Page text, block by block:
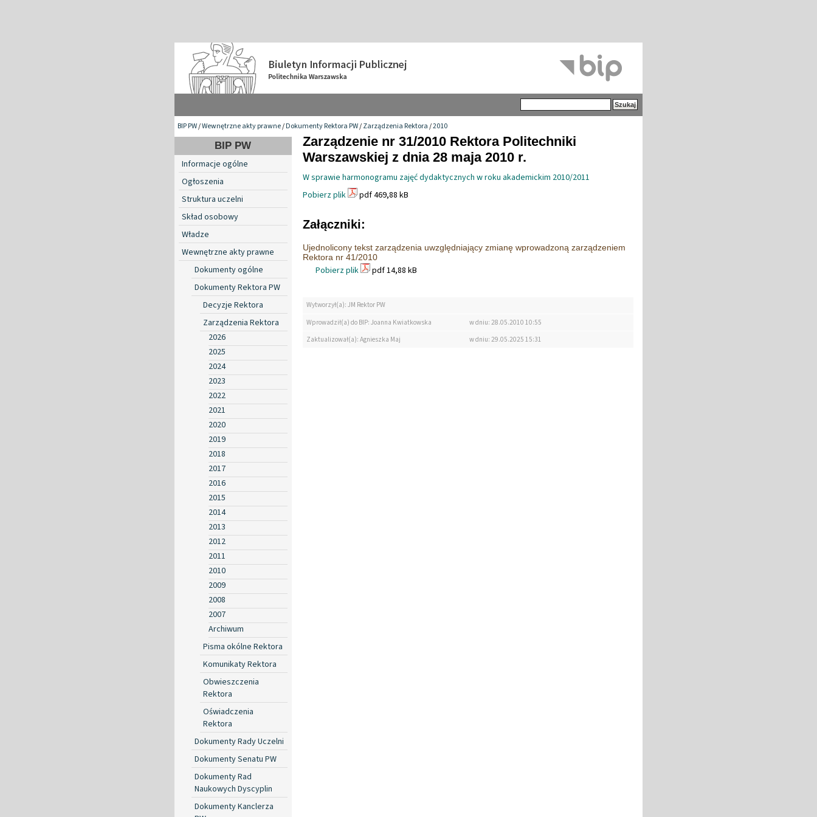
BIP PW/Wewnętrzne akty prawne/Dokumenty Rektora PW/Zarządzenia Rektora/2010
BIP PW
Informacje ogólne
Ogłoszenia
Struktura uczelni
Skład osobowy
Władze
Wewnętrzne akty prawne
Dokumenty ogólne
Dokumenty Rektora PW
Decyzje Rektora
Zarządzenia Rektora
2026
2025
2024
2023
2022
2021
2020
2019
2018
2017
2016
2015
2014
2013
2012
2011
2010
2009
2008
2007
Archiwum
Pisma okólne Rektora
Komunikaty Rektora
Obwieszczenia
Rektora
Oświadczenia
Rektora
Dokumenty Rady Uczelni
Dokumenty Senatu PW
Dokumenty Rad
Naukowych Dyscyplin
Dokumenty Kanclerza
Zarządzenie nr 31/2010 Rektora Politechniki
Warszawskiej z dnia 28 maja 2010 r.
W sprawie harmonogramu zajęć dydaktycznych w roku akademickim 2010/2011
Pobierz plik
pdf 469,88 kB
Załączniki:
Ujednolicony tekst zarządzenia uwzględniający zmianę wprowadzoną zarządzeniem
Rektora nr 41/2010
Pobierz plik pdf 14,88 kB
Wytworzył(a): JM Rektor PW
Wprowadził(a) do BIP: Joanna Kwiatkowska
w dniu: 28.05.2010 10:55
Zaktualizował(a): Agnieszka Maj
w dniu: 29.05.2025 15:31